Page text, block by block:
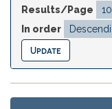
Results/Page
In order